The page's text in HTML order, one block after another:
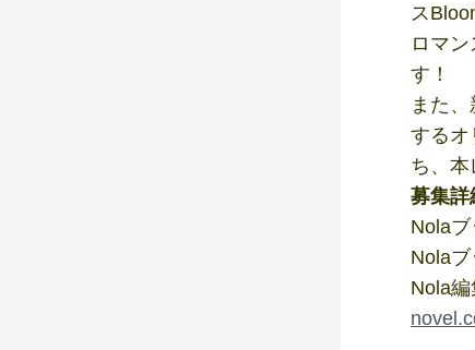
ス
ロマ
す！
また
するオ
ち、本
募集詳
Nolaブ
Nolaブ
Nola編